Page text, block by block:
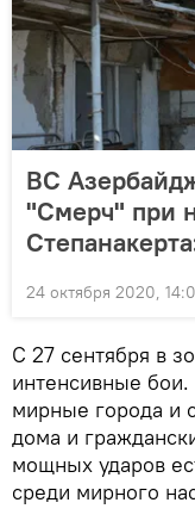
ВС
"Смерч" при
24 октября 2020,
С 27 сентября в
интенсивные
мирные города и
дома и
мощных ударов
среди мирного